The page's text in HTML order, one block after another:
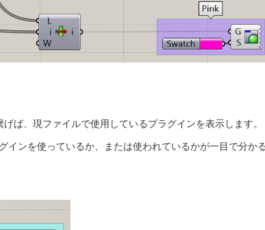
ば、現ファイルで使用しているプラグインを表示します。
インを使っているか、または使われているかが一目で分か